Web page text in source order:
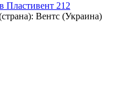
Пластивент 212
Вентс (Украина)